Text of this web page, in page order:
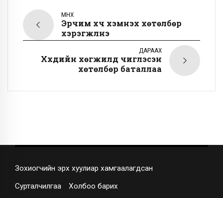
ӨМНӨХ
Эрчим хүч хэмнэх хөтөлбөр
хэрэгжүүлнэ
ДАРААХ
Хүүхдийн хөгжилд чиглэсэн
хөтөлбөр баталлаа
Зохиогчийн эрх хуулиар хамгаалагдсан
Сурталчилгаа Холбоо барих